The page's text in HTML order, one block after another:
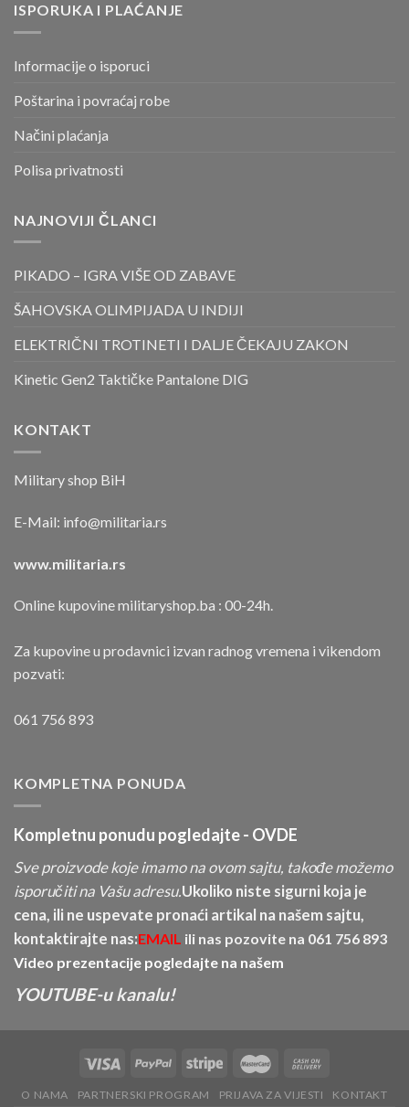
ISPORUKA I PLAĆANJE
Informacije o isporuci
Poštarina i povraćaj robe
Načini plaćanja
Polisa privatnosti
NAJNOVIJI ČLANCI
PIKADO – IGRA VIŠE OD ZABAVE
ŠAHOVSKA OLIMPIJADA U INDIJI
ELEKTRIČNI TROTINETI I DALJE ČEKAJU ZAKON
Kinetic Gen2 Taktičke Pantalone DIG
KONTAKT
Military shop BiH
E-Mail: info@militaria.rs
www.militaria.rs
Online kupovine militaryshop.ba : 00-24h.
Za kupovine u prodavnici izvan radnog vremena i vikendom
pozvati:
061 756 893
KOMPLETNA PONUDA
Kompletnu ponudu pogledajte - OVDE
Sve proizvode koje imamo na ovom sajtu, takođe možemo
isporučiti na Vašu adresu.Ukoliko niste sigurni koja je
cena, ili ne uspevate pronaći artikal na našem sajtu,
kontaktirajte nas:EMAIL ili nas pozovite na 061 756 893
Video prezentacije pogledajte na našem
YOUTUBE-u kanalu!
O NAMA PARTNERSKI PROGRAM PRIJAVA ZA VIJESTI KONTAKT